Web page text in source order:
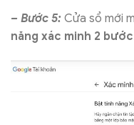
– Bước 5: Cửa sổ mới
năng xác minh 2 bước